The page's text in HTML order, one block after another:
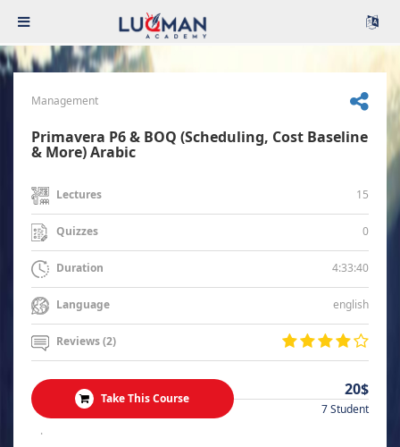
Management
Primavera P6 & BOQ (Scheduling, Cost Baseline
& More) Arabic
Lectures 15
Quizzes 0
Duration 4:33:40
Language english
Reviews (2)
Take This Course 20$
7 Student
.